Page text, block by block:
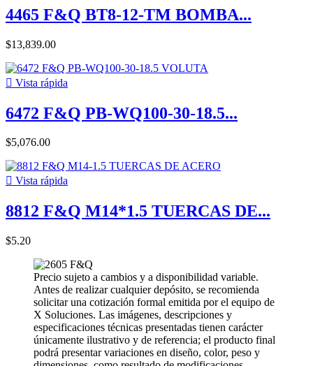
4465 F&Q BT8-12-TM BOMBA...
$13,839.00
 Vista rápida
6472 F&Q PB-WQ100-30-18.5...
$5,076.00
 Vista rápida
8812 F&Q M14*1.5 TUERCAS DE...
$5.20
Precio sujeto a cambios y a disponibilidad variable.
Antes de realizar cualquier depósito, se recomienda
solicitar una cotización formal emitida por el equipo de
X Soluciones. Las imágenes, descripciones y
especificaciones técnicas presentadas tienen carácter
únicamente ilustrativo y de referencia; el producto final
podrá presentar variaciones en diseño, color, peso y